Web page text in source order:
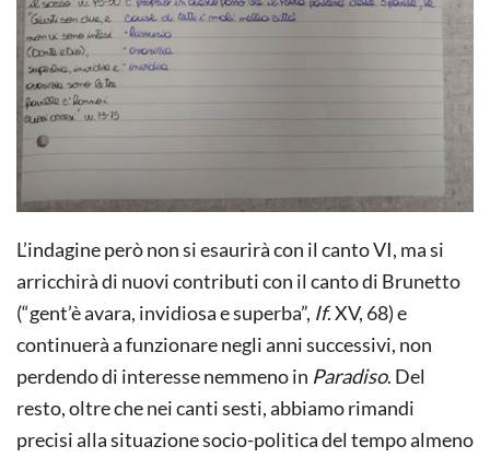
L’indagine però non si esaurirà con il canto VI, ma si
arricchirà di nuovi contributi con il canto di Brunetto
(“gent’è avara, invidiosa e superba”, If. XV, 68) e
continuerà a funzionare negli anni successivi, non
perdendo di interesse nemmeno in Paradiso. Del
resto, oltre che nei canti sesti, abbiamo rimandi
precisi alla situazione socio-politica del tempo almeno